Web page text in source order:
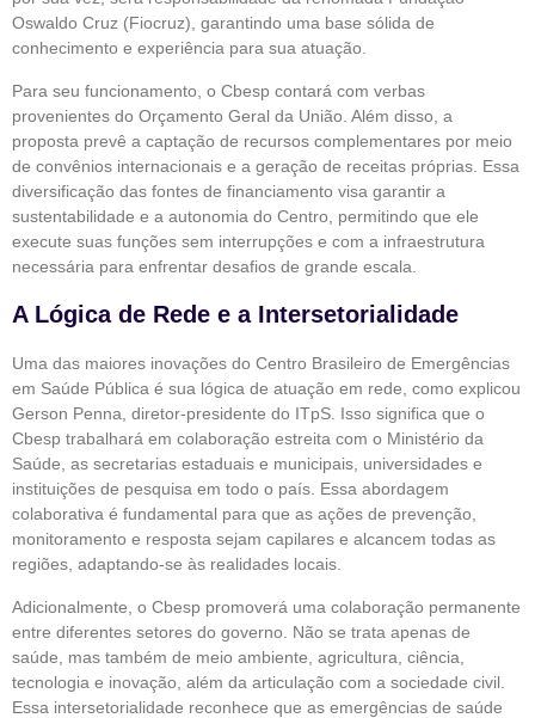
Oswaldo Cruz (Fiocruz), garantindo uma base sólida de
conhecimento e experiência para sua atuação.
Para seu funcionamento, o Cbesp contará com verbas
provenientes do Orçamento Geral da União. Além disso, a
proposta prevê a captação de recursos complementares por meio
de convênios internacionais e a geração de receitas próprias. Essa
diversificação das fontes de financiamento visa garantir a
sustentabilidade e a autonomia do Centro, permitindo que ele
execute suas funções sem interrupções e com a infraestrutura
necessária para enfrentar desafios de grande escala.
A Lógica de Rede e a Intersetorialidade
Uma das maiores inovações do Centro Brasileiro de Emergências
em Saúde Pública é sua lógica de atuação em rede, como explicou
Gerson Penna, diretor-presidente do ITpS. Isso significa que o
Cbesp trabalhará em colaboração estreita com o Ministério da
Saúde, as secretarias estaduais e municipais, universidades e
instituições de pesquisa em todo o país. Essa abordagem
colaborativa é fundamental para que as ações de prevenção,
monitoramento e resposta sejam capilares e alcancem todas as
regiões, adaptando-se às realidades locais.
Adicionalmente, o Cbesp promoverá uma colaboração permanente
entre diferentes setores do governo. Não se trata apenas de
saúde, mas também de meio ambiente, agricultura, ciência,
tecnologia e inovação, além da articulação com a sociedade civil.
Essa intersetorialidade reconhece que as emergências de saúde